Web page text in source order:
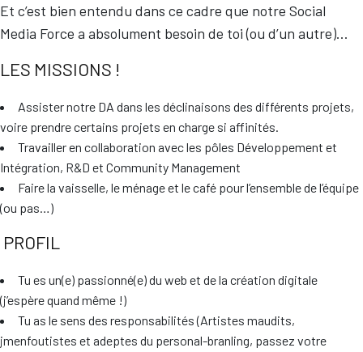
Et c’est bien entendu dans ce cadre que notre Social
Media Force a absolument besoin de toi (ou d’un autre)…
LES MISSIONS !
Assister notre DA dans les déclinaisons des différents projets,
voire prendre certains projets en charge si affinités.
Travailler en collaboration avec les pôles Développement et
Intégration, R&D et Community Management
Faire la vaisselle, le ménage et le café pour l’ensemble de l’équipe
(ou pas…)
PROFIL
Tu es un(e) passionné(e) du web et de la création digitale
(j’espère quand même !)
Tu as le sens des responsabilités (Artistes maudits,
jmenfoutistes et adeptes du personal-branling, passez votre